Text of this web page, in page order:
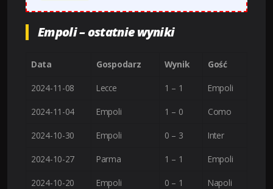
Empoli – ostatnie wyniki
Data Gospodarz Wynik Gość
2024-11-08 Lecce 1 – 1 Empoli
2024-11-04 Empoli 1 – 0 Como
2024-10-30 Empoli 0 – 3 Inter
2024-10-27 Parma 1 – 1 Empoli
2024-10-20 Empoli 0 – 1 Napoli